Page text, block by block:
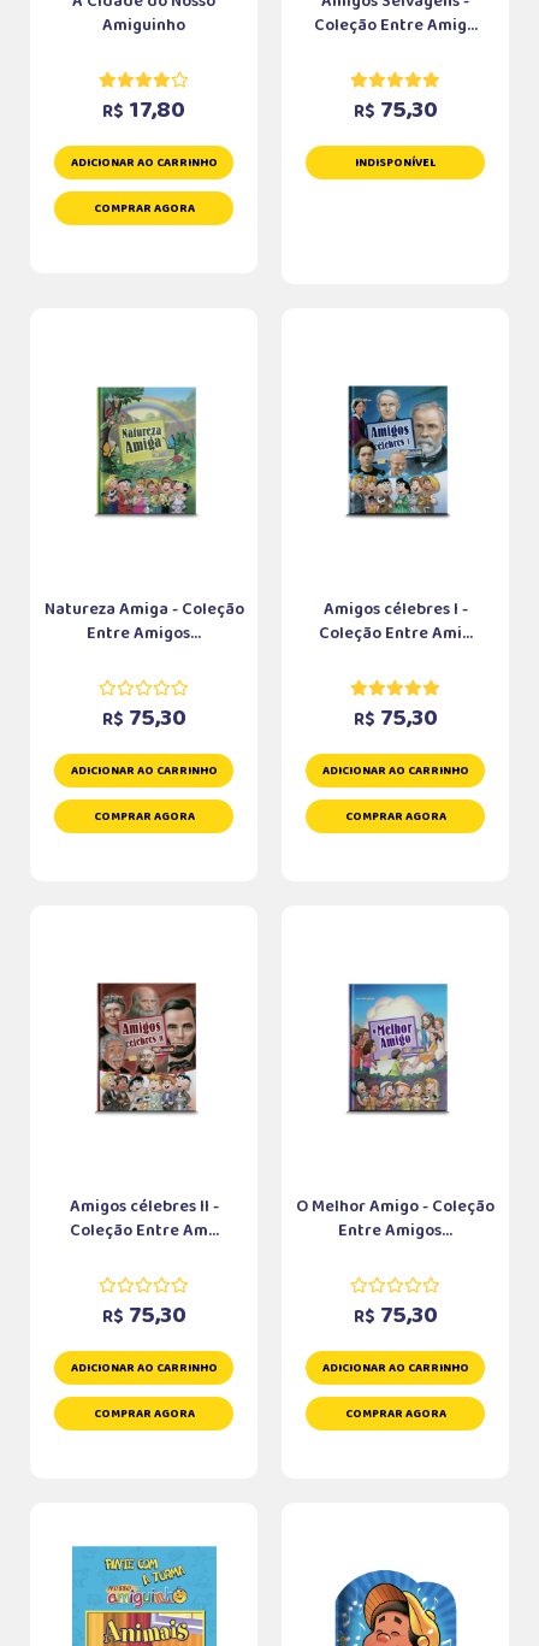
Amiguinho
R$ 17,80
ADICIONAR AO CARRINHO
COMPRAR AGORA
Coleção Entre Amig...
R$ 75,30
INDISPONÍVEL
Natureza Amiga - Coleção
Entre Amigos...
R$ 75,30
ADICIONAR AO CARRINHO
COMPRAR AGORA
Amigos célebres I -
Coleção Entre Ami...
R$ 75,30
ADICIONAR AO CARRINHO
COMPRAR AGORA
Amigos célebres II -
Coleção Entre Am...
R$ 75,30
ADICIONAR AO CARRINHO
COMPRAR AGORA
O Melhor Amigo - Coleção
Entre Amigos...
R$ 75,30
ADICIONAR AO CARRINHO
COMPRAR AGORA